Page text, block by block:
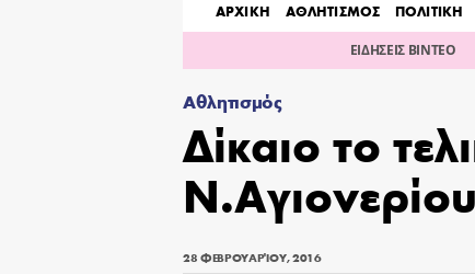
AΡΧΙΚΗ ΑΘΛΗΤΙΣΜΟΣ ΠΟΛΙΤΙΚΗ
ΕΙΔΗΣΕΙΣ ΒΙΝΤΕΟ
Αθλητισμός
Δίκαιο το
28 ΦΕΒΡΟΥΑΡΊΟΥ, 2016